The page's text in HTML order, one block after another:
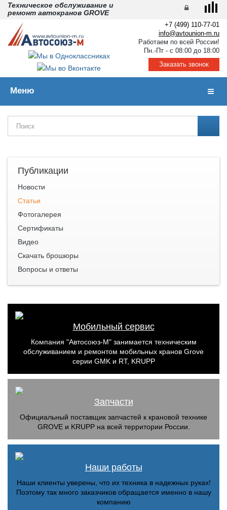
Техническое обслуживание и
ремонт автокранов GROVE
+7 (499) 110-77-01
info@avtounion-m.ru
Работаем по всей России!
Пн.-Пт - с 08:00 до 18:00
Заказать звонок
Меню
Публикации
Новости
Статьи
Фотогалерея
Сертификаты
Видео
Скачать брошюры
Вопросы и ответы
Мобильный сервис
Компания "Автосоюз-М" занимается техническим
обслуживанием и ремонтом мобильных кранов Grove
серии GMK и RT, KRUPP
Запчасти
Официальный поставщик запчастей к крановой технике
GROVE и KRUPP на всей территории России.
Наши работы
Наши клиенты уверены, что их техника в надежных руках!
Поэтому так много заказчиков обращается именно в нашу
компанию